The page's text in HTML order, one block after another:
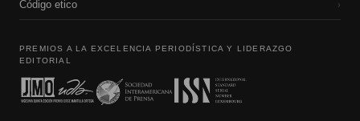
Código etico ›
PREMIOS A LA EXCELENCIA PERIODÍSTICA Y LIDERAZGO
EDITORIAL